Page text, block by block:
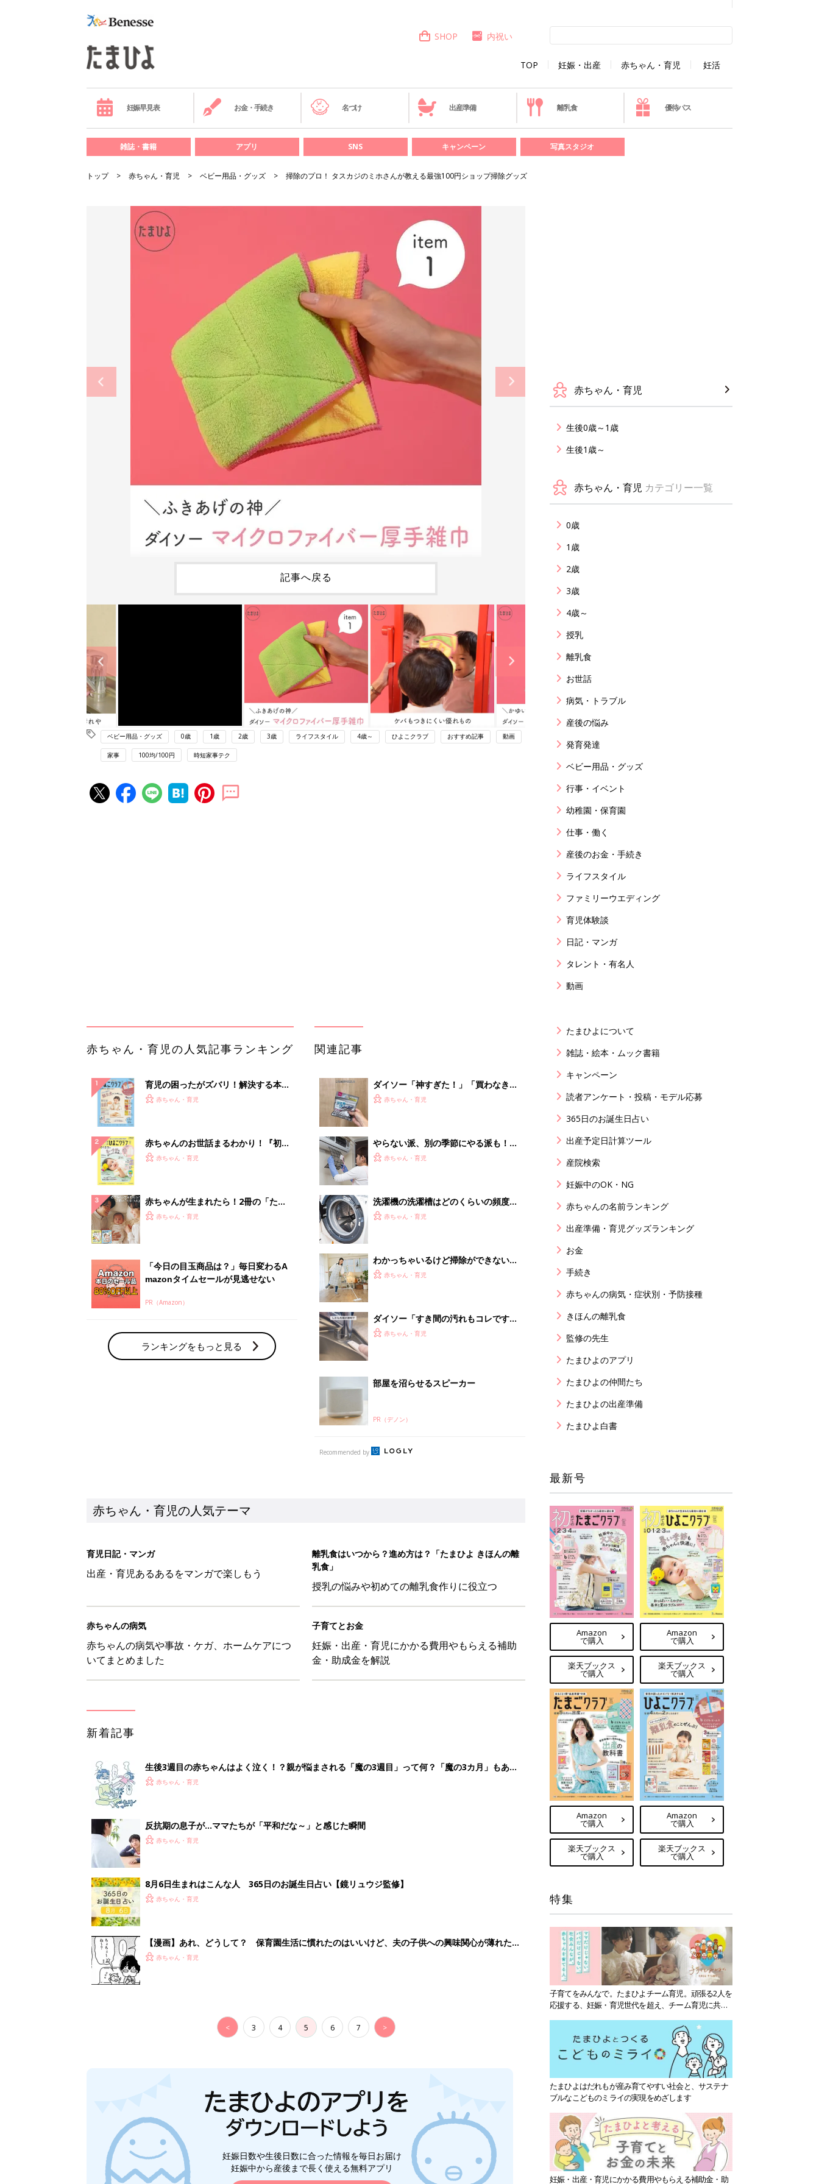
TOP 妊娠・出産 赤ちゃん・育児 妊活
SHOP 内祝い
妊娠早見表 お金・手続き 名づけ 出産準備 離乳食 優待パス
雑誌・書籍 アプリ SNS キャンペーン 写真スタジオ
トップ 赤ちゃん・育児 ベビー用品・グッズ 掃除のプロ！ タスカジのミホさんが教える最強100円ショップ掃除グッズ
記事へ戻る
ベビー用品・グッズ 0歳 1歳 2歳 3歳 ライフスタイル 4歳～ ひよこクラブ おすすめ記事 動画
家事 100均/100円 時短家事テク
mazonタイムセールが見逃せない
PR（Amazon）
ランキングをもっと見る
ます」
える★キッチン掃除アイテム5選
PR（デノン）
赤ちゃん・育児の人気テーマ
育児日記・マンガ
離乳食はいつから？進め方は？「たまひよ きほんの離
授乳の悩みや初めての離乳食作りに役立つ
子育てとお金
妊娠・出産・育児にかかる費用やもらえる補助
金・助成金を解説
生後3週目の赤ちゃんはよく泣く！？親が悩まされる「魔の3週目」って何？「魔の3カ月」もある
って本当？【専門家】
赤ちゃん・育児
反抗期の息子が...ママたちが「平和だな～」と感じた瞬間
赤ちゃん・育児
8月6日生まれはこんな人 365日のお誕生日占い【鏡リュウジ監修】
< 3 4 5 6 7
赤ちゃん・育児
生後0歳～1歳
生後1歳～
赤ちゃん・育児 カテゴリー一覧
0歳
1歳
2歳
3歳
4歳～
授乳
離乳食
お世話
病気・トラブル
産後の悩み
発育発達
ベビー用品・グッズ
行事・イベント
幼稚園・保育園
仕事・働く
産後のお金・手続き
ライフスタイル
ファミリーウエディング
育児体験談
日記・マンガ
タレント・有名人
動画
たまひよについて
雑誌・絵本・ムック書籍
キャンペーン
読者アンケート・投稿・モデル応募
365日のお誕生日占い
出産予定日計算ツール
産院検索
妊娠中のOK・NG
赤ちゃんの名前ランキング
出産準備・育児グッズランキング
お金
手続き
赤ちゃんの病気・症状別・予防接種
きほんの離乳食
監修の先生
たまひよのアプリ
たまひよの仲間たち
たまひよの出産準備
たまひよ白書
最新号
Amazon
で購入
楽天ブックス
で購入
Amazon
で購入
楽天ブックス
で購入
Amazon
で購入
楽天ブックス
で購入
Amazon
で購入
楽天ブックス
で購入
特集
子育てをみんなで。たまひよチーム育児。頑張る2人を
応援する、妊娠・育児世代を超え、チーム育児に共感
たまひよはだれもが産み育てやすい社会と、サステナ
ブルなこどものミライの実現をめざします
妊娠・出産・育児にかかる費用やもらえる補助金・助